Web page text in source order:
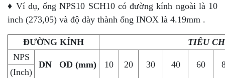
♦ Ví dụ, ống NPS10 SCH10 có đường kính ngoài là 10
inch (273,05) và độ dày thành ống INOX là 4.19mm .
ĐƯỜNG KÍNH
TIÊU
NPS
DN OD (mm) 10 20 30 40 60
(Inch)